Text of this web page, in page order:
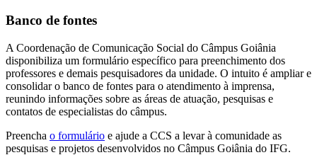
Banco de fontes
A Coordenação de Comunicação Social do Câmpus Goiânia
disponibiliza um formulário específico para preenchimento dos
professores e demais pesquisadores da unidade. O intuito é ampliar e
consolidar o banco de fontes para o atendimento à imprensa,
reunindo informações sobre as áreas de atuação, pesquisas e
contatos de especialistas do câmpus.
Preencha o formulário e ajude a CCS a levar à comunidade as
pesquisas e projetos desenvolvidos no Câmpus Goiânia do IFG.